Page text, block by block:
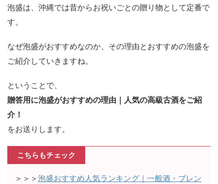
泡盛は、沖縄では昔からお祝いごとの贈り物として定番で
す。
なぜ泡盛がおすすめなのか、その理由とおすすめの泡盛を
ご紹介していきますね。
ということで、
贈答用に泡盛がおすすめの理由｜人気の高級古酒をご紹
介！
をお送りします。
こちらもチェック
＞＞＞ 泡盛おすすめ人気ランキング｜一般酒・ブレン